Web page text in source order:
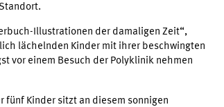
Illustrationen der damaligen Zeit“,
lächelnden Kinder mit ihrer beschwingten
vor einem Besuch der Polyklinik nehmen
fünf Kinder sitzt an diesem sonnigen